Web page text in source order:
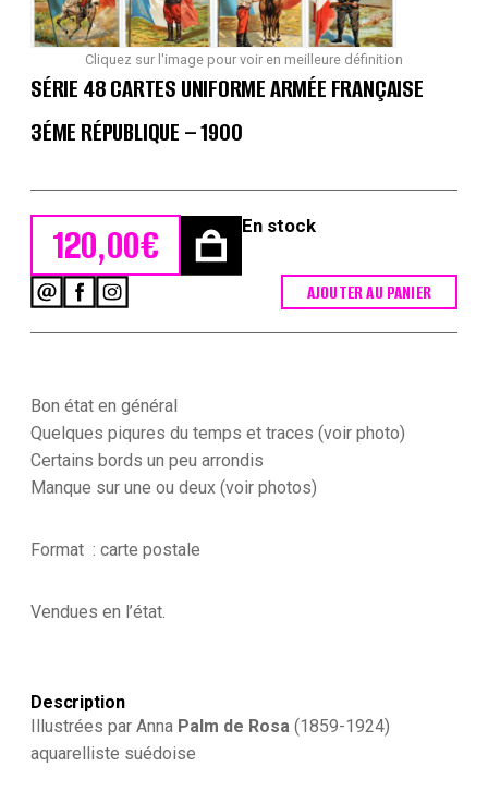
Cliquez sur l'image pour voir en meilleure définition
SÉRIE 48 CARTES UNIFORME ARMÉE FRANÇAISE
3ÉME RÉPUBLIQUE – 1900
120,00€ En stock
uniforme
Armée
Française
3éme
République
AJOUTER AU PANIER
Bon état en général
Quelques piqures du temps et traces (voir photo)
Certains bords un peu arrondis
Manque sur une ou deux (voir photos)
Format : carte postale
Vendues en l’état.
Description
Illustrées par Anna Palm de Rosa (1859-1924)
aquarelliste suédoise